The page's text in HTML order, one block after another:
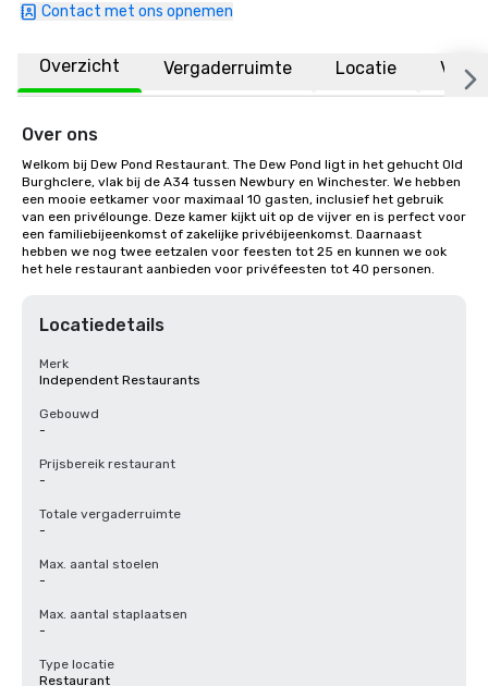
Contact met ons opnemen
Overzicht Vergaderruimte Locatie
Over ons
Welkom bij Dew Pond Restaurant. The Dew Pond ligt in het gehucht Old
Burghclere, vlak bij de A34 tussen Newbury en Winchester. We hebben
een mooie eetkamer voor maximaal 10 gasten, inclusief het gebruik
van een privélounge. Deze kamer kijkt uit op de vijver en is perfect voor
een familiebijeenkomst of zakelijke privébijeenkomst. Daarnaast
hebben we nog twee eetzalen voor feesten tot 25 en kunnen we ook
het hele restaurant aanbieden voor privéfeesten tot 40 personen.
Locatiedetails
Merk
Independent Restaurants
Gebouwd
-
Prijsbereik restaurant
-
Totale vergaderruimte
-
Max. aantal stoelen
-
Max. aantal staplaatsen
-
Type locatie
Restaurant